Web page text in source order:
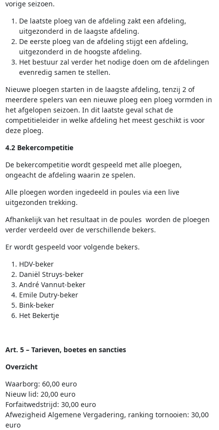
vorige seizoen.
De laatste ploeg van de afdeling zakt een afdeling,
uitgezonderd in de laagste afdeling.
De eerste ploeg van de afdeling stijgt een afdeling,
uitgezonderd in de hoogste afdeling.
Het bestuur zal verder het nodige doen om de afdelingen
evenredig samen te stellen.
Nieuwe ploegen starten in de laagste afdeling, tenzij 2 of
meerdere spelers van een nieuwe ploeg een ploeg vormden in
het afgelopen seizoen. In dit laatste geval schat de
competitieleider in welke afdeling het meest geschikt is voor
deze ploeg.
4.2 Bekercompetitie
De bekercompetitie wordt gespeeld met alle ploegen,
ongeacht de afdeling waarin ze spelen.
Alle ploegen worden ingedeeld in poules via een live
uitgezonden trekking.
Afhankelijk van het resultaat in de poules worden de ploegen
verder verdeeld over de verschillende bekers.
Er wordt gespeeld voor volgende bekers.
HDV-beker
Daniël Struys-beker
André Vannut-beker
Emile Dutry-beker
Bink-beker
Het Bekertje
Art. 5 – Tarieven, boetes en sancties
Overzicht
Waarborg: 60,00 euro
Nieuw lid: 20,00 euro
Forfaitwedstrijd: 30,00 euro
Afwezigheid Algemene Vergadering, ranking tornooien: 30,00
euro